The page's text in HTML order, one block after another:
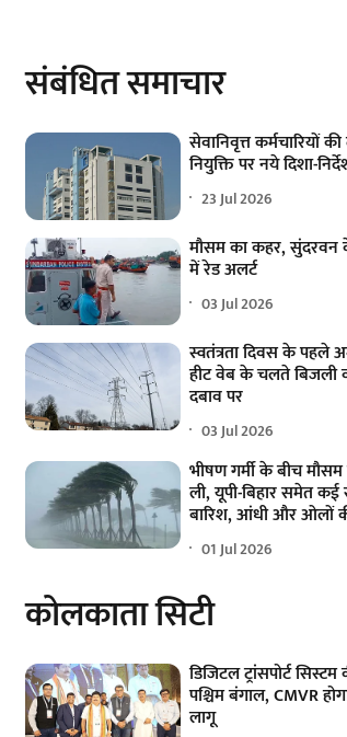
संबंधित समाचार
सेवानिवृत्त कर्मचारियों की
नियुक्ति पर नये दिशा-
23 Jul 2026
मौसम का कहर, सुंदरवन
में रेड अलर्ट
03 Jul 2026
स्वतंत्रता दिवस के पहले
हीट वेब के चलते बिजली
दबाव पर
03 Jul 2026
भीषण गर्मी के बीच
ली, यूपी-बिहार समेत कई
बारिश, आंधी और ओलों
01 Jul 2026
कोलकाता सिटी
डिजिटल ट्रांसपोर्ट
पश्चिम बंगाल, CMVR
लागू